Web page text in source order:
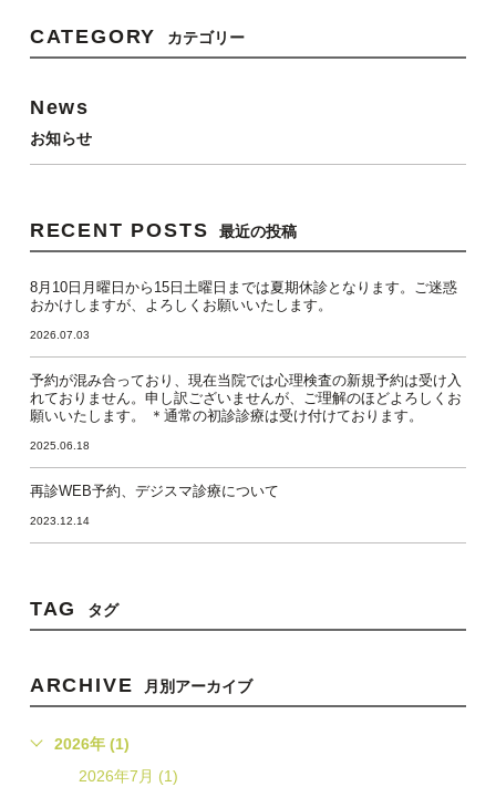
CATEGORY カテゴリー
News
お知らせ
RECENT POSTS 最近の投稿
8月10日月曜日から15日土曜日までは夏期休診となります。ご迷惑
おかけしますが、よろしくお願いいたします。
2026.07.03
予約が混み合っており、現在当院では心理検査の新規予約は受け入
れておりません。申し訳ございませんが、ご理解のほどよろしくお
願いいたします。 ＊通常の初診診療は受け付けております。
2025.06.18
再診WEB予約、デジスマ診療について
2023.12.14
TAG タグ
ARCHIVE 月別アーカイブ
2026年 (1)
2026年7月 (1)